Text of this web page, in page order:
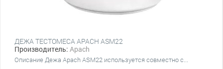
ДЕЖА ТЕСТОМЕСА APACH ASM22
Производитель: Apach
Описание Дежа Apach ASM22 используется совместно с...